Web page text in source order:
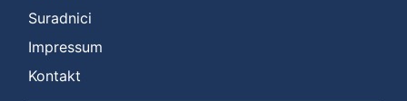
Suradnici
Impressum
Kontakt